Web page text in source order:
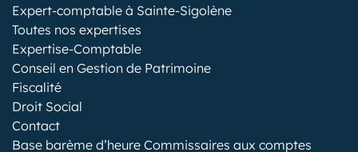
Expert-comptable à Sainte-Sigolène
Toutes nos expertises
Expertise-Comptable
Conseil en Gestion de Patrimoine
Fiscalité
Droit Social
Contact
Base barème d’heure Commissaires aux comptes